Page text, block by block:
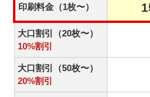
印刷料金（1枚〜）
大口割引（20枚〜）
10%割引
大口割引（50枚〜）
20%割引